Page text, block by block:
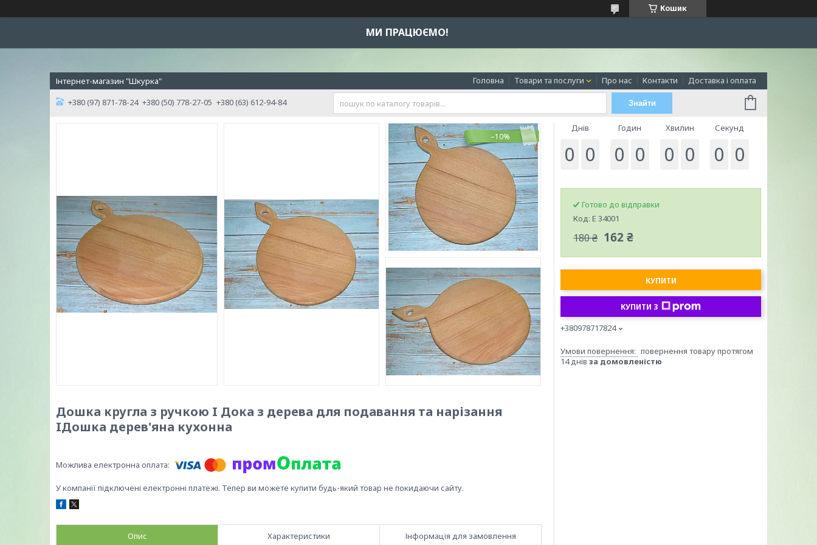
Кошик
МИ ПРАЦЮЄМО!
Інтернет-магазин "Шкурка" Головна Товари та послуги Про нас Контакти Доставка і оплата
+380 (97) 871-78-24 +380 (50) 778-27-05 +380 (63) 612-94-84 Знайти
–10%
Дошка кругла з ручкою I Дока з дерева для подавання та нарізання
IДошка дерев'яна кухонна
У компанії підключені електронні платежі. Тепер ви можете купити будь-який товар не покидаючи сайту.
Опис Характеристики Інформація для замовлення
Днів
0 0
Годин
0 0
Хвилин
0 0
Секунд
0 0
Готово до відправки
Код: E 34001
180 ₴ 162 ₴
КУПИТИ
КУПИТИ З
+380978717824
повернення товару протягом
14 днів за домовленістю